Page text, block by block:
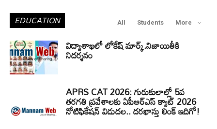
EDUCATION All Students More
విద్యాశాఖలో లోకేష్ మార్క్.నిజాయితీకి
నిదర్శనం
APRS CAT 2026: గురుకులాల్లో 5వ
తరగతి ప్రవేశాలకు ఏపీఆర్‌ఎస్‌ క్యాట్‌ 2026
నోటిఫికేషన్‌ విడుదల.. దరఖాస్తు లింక్‌ ఇదిగో!